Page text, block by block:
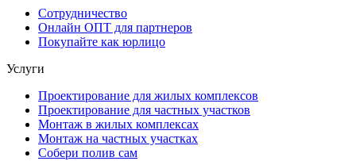
Сотрудничество
Онлайн ОПТ для партнеров
Покупайте как юрлицо
Услуги
Проектирование для жилых комплексов
Проектирование для частных участков
Монтаж в жилых комплексах
Монтаж на частных участках
Собери полив сам